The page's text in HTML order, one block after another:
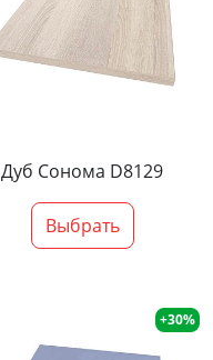
Дуб Сонома D8129
Выбрать
+30%